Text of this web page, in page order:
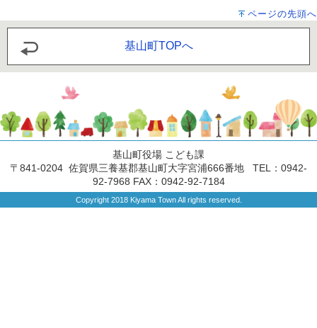
ページの先頭へ
基山町TOPへ
基山町役場 こども課
〒841-0204 佐賀県三養基郡基山町大字宮浦666番地 TEL：0942-
92-7968 FAX：0942-92-7184
Copyright 2018 Kiyama Town All rights reserved.